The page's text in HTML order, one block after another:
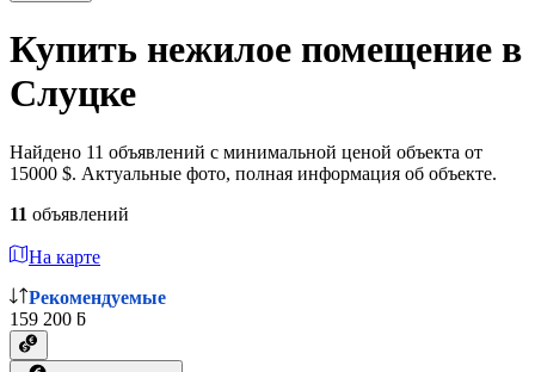
Купить нежилое помещение в
Слуцке
Найдено 11 объявлений с минимальной ценой объекта от
15000 $. Актуальные фото, полная информация об объекте.
11 объявлений
На карте
Рекомендуемые
159 200 ƃ